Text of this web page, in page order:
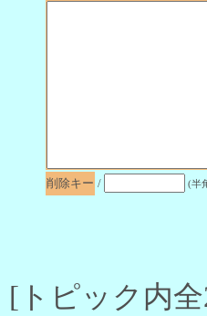
削除キー / (半
[トピック内